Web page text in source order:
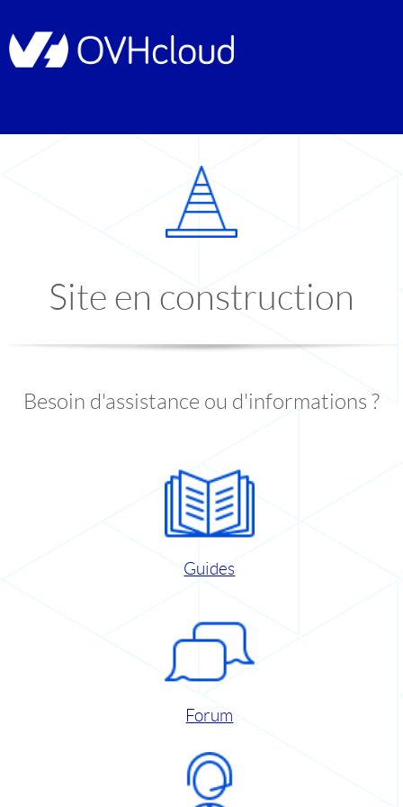
Site en construction
Besoin d'assistance ou d'informations ?
Guides
Forum